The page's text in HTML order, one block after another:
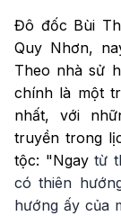
Đô đốc Bùi
Quy Nhơn,
Theo nhà sử
chính là một
nhất, với
truyền trong
tộc: "Ngaytừ
có thiên
hướng ấy của